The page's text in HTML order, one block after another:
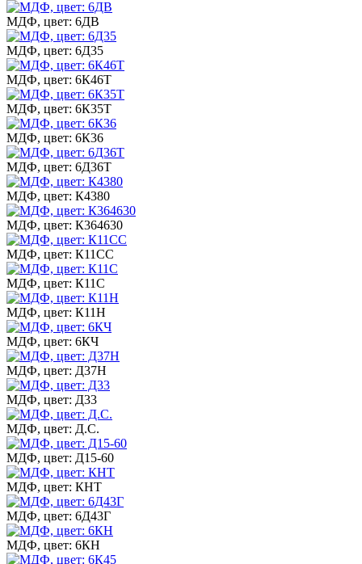
МДФ, цвет: 6ДВ
МДФ, цвет: 6Д35
МДФ, цвет: 6К46Т
МДФ, цвет: 6К35Т
МДФ, цвет: 6К36
МДФ, цвет: 6Д36Т
МДФ, цвет: К4380
МДФ, цвет: К364630
МДФ, цвет: К11СС
МДФ, цвет: К11С
МДФ, цвет: К11Н
МДФ, цвет: 6КЧ
МДФ, цвет: Д37Н
МДФ, цвет: Д33
МДФ, цвет: Д.С.
МДФ, цвет: Д15-60
МДФ, цвет: КНТ
МДФ, цвет: 6Д43Г
МДФ, цвет: 6КН